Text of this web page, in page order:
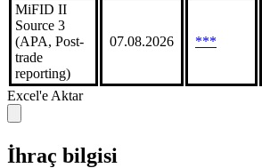
MiFID II
Source 3
(APA, Post-
trade
reporting)
07.08.2026 ***
Excel'e Aktar
İhraç bilgisi